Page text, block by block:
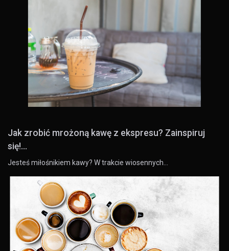
Jak zrobić mrożoną kawę z ekspresu? Zainspiruj
się!...
Jesteś miłośnikiem kawy? W trakcie wiosennych…